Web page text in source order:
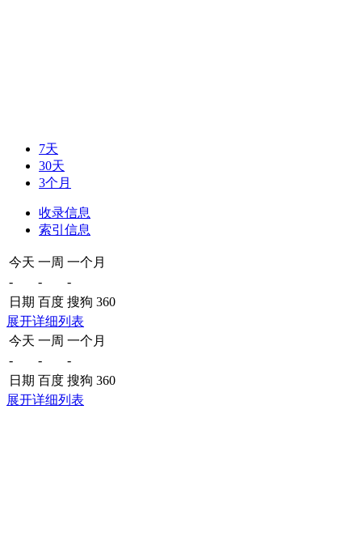
7天
30天
3个月
收录信息
索引信息
今天 一周 一个月
-
-
-
日期 百度 搜狗 360
展开详细列表
今天 一周 一个月
-
-
-
日期 百度 搜狗 360
展开详细列表